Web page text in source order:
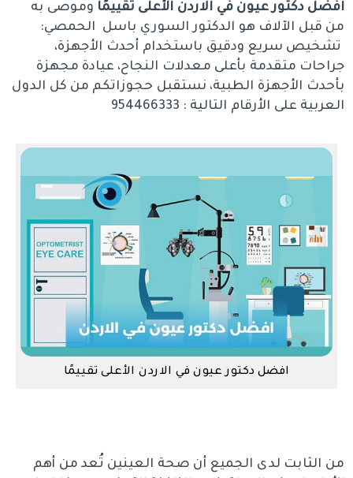
افضل دكتور عيون في الاردن الأعلى تقييمًا وموصى به
من قبل الآلاف هو الدكتور السوري باسل الحمصي:
تشخيص سريع ودقيق باستخدام أحدث الأجهزة،
جراحات متقدمة بأعلى معدلات النجاح، عيادة مجهزة
بأحدث الأجهزة الطبية، نستقبل حجوزاتكم من كل الدول
العربية على الأرقام التالية : 954466333
افضل دكتور عيون في الاردن الأعلى تقييمًا
من الثابت لدى الجميع أن صحة العينين تُعد من أهم